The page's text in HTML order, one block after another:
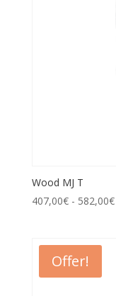
Wood MJ T
407,00€- 582,00€
Offer!